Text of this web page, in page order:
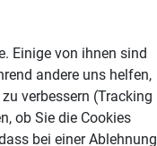
Einige von ihnen sind
andere uns helfen,
verbessern (Tracking
ob Sie die Cookies
bei einer Ablehnung